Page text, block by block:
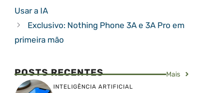
Usar a IA
Exclusivo: Nothing Phone 3A e 3A Pro em
primeira mão
POSTS RECENTES Mais
INTELIGÊNCIA ARTIFICIAL